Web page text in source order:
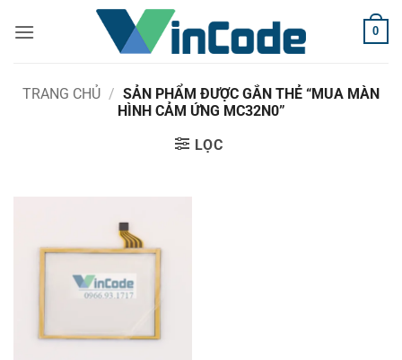
qua
0
TRANG CHỦ / SẢN PHẨM ĐƯỢC GẮN THẺ “MUA MÀN
HÌNH CẢM ỨNG MC32N0”
LỌC